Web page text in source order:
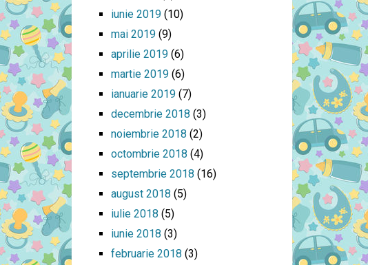
iunie 2019 (10)
mai 2019 (9)
aprilie 2019 (6)
martie 2019 (6)
ianuarie 2019 (7)
decembrie 2018 (3)
noiembrie 2018 (2)
octombrie 2018 (4)
septembrie 2018 (16)
august 2018 (5)
iulie 2018 (5)
iunie 2018 (3)
februarie 2018 (3)